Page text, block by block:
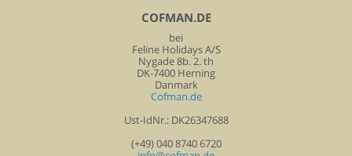
COFMAN.DE
bei
Feline Holidays A/S
Nygade 8b. 2. th
DK-7400 Herning
Danmark
Cofman.de
Ust-IdNr.: DK26347688
(+49) 040 8740 6720